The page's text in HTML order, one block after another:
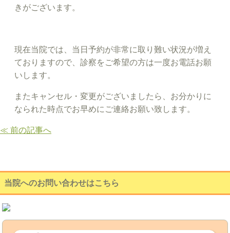
きがございます。
現在当院では、当日予約が非常に取り難い状況が増え
ておりますので、診察をご希望の方は一度お電話お願
いします。
またキャンセル・変更がございましたら、お分かりに
なられた時点でお早めにご連絡お願い致します。
≪ 前の記事へ
当院へのお問い合わせはこちら